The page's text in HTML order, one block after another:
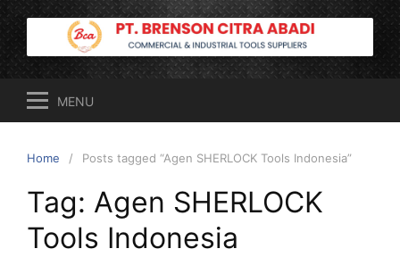
Skip
to
content
MENU
Home Posts tagged “Agen SHERLOCK Tools Indonesia”
Tag: Agen SHERLOCK
Tools Indonesia